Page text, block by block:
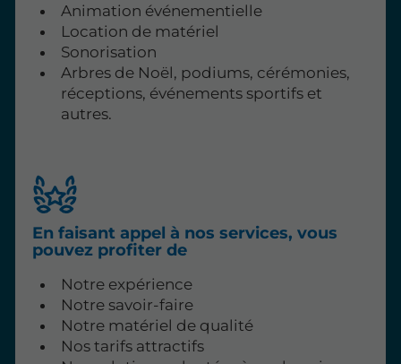
Animation événementielle
Location de matériel
Sonorisation
Arbres de Noël, podiums, cérémonies,
réceptions, événements sportifs et
autres.
En faisant appel à nos services, vous
pouvez profiter de
Notre expérience
Notre savoir-faire
Notre matériel de qualité
Nos tarifs attractifs